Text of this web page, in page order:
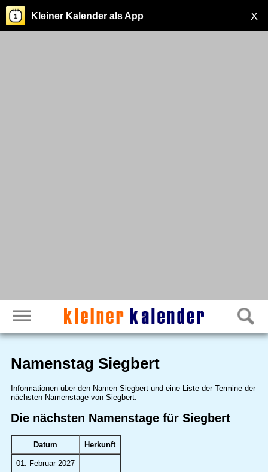
X
Kleiner Kalender als App
Namenstag Siegbert
Informationen über den Namen Siegbert und eine Liste der Termine der
nächsten Namenstage von Siegbert.
Die nächsten Namenstage für Siegbert
Datum Herkunft
01. Februar 2027